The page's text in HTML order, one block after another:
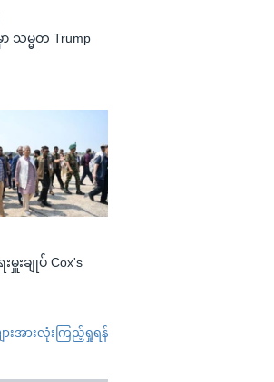
ာ သမ္မတ Trump
းချုပ် Cox's
းအားလုံးကြည့်ရှုရန်